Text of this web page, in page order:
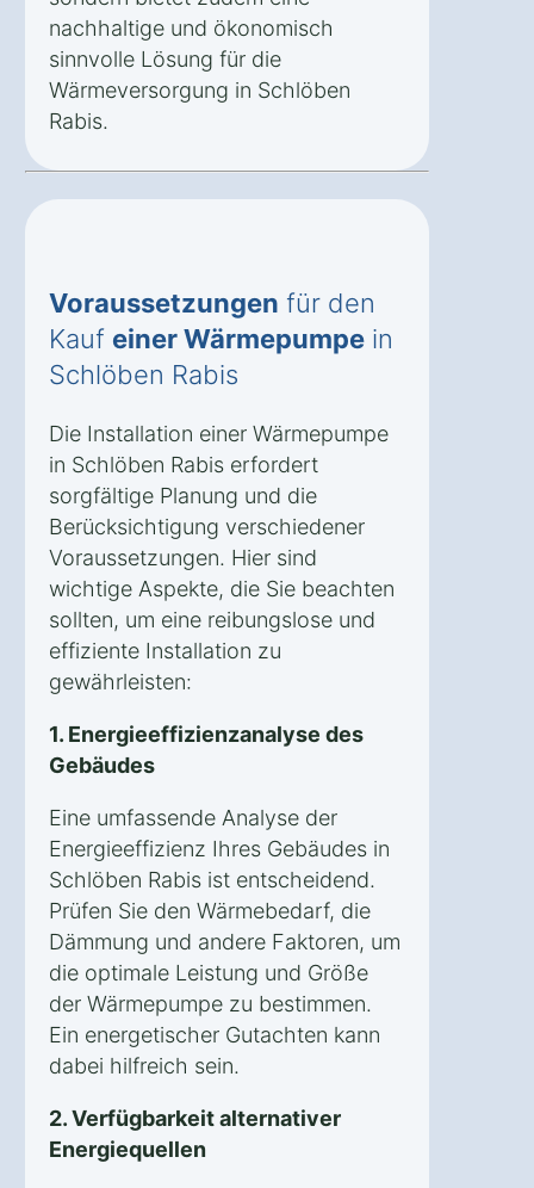
nachhaltige und ökonomisch
sinnvolle Lösung für die
Wärmeversorgung in Schlöben
Rabis.
Voraussetzungen für den
Kauf einer Wärmepumpe in
Schlöben Rabis
Die Installation einer Wärmepumpe
in Schlöben Rabis erfordert
sorgfältige Planung und die
Berücksichtigung verschiedener
Voraussetzungen. Hier sind
wichtige Aspekte, die Sie beachten
sollten, um eine reibungslose und
effiziente Installation zu
gewährleisten:
1. Energieeffizienzanalyse des
Gebäudes
Eine umfassende Analyse der
Energieeffizienz Ihres Gebäudes in
Schlöben Rabis ist entscheidend.
Prüfen Sie den Wärmebedarf, die
Dämmung und andere Faktoren, um
die optimale Leistung und Größe
der Wärmepumpe zu bestimmen.
Ein energetischer Gutachten kann
dabei hilfreich sein.
2. Verfügbarkeit alternativer
Energiequellen